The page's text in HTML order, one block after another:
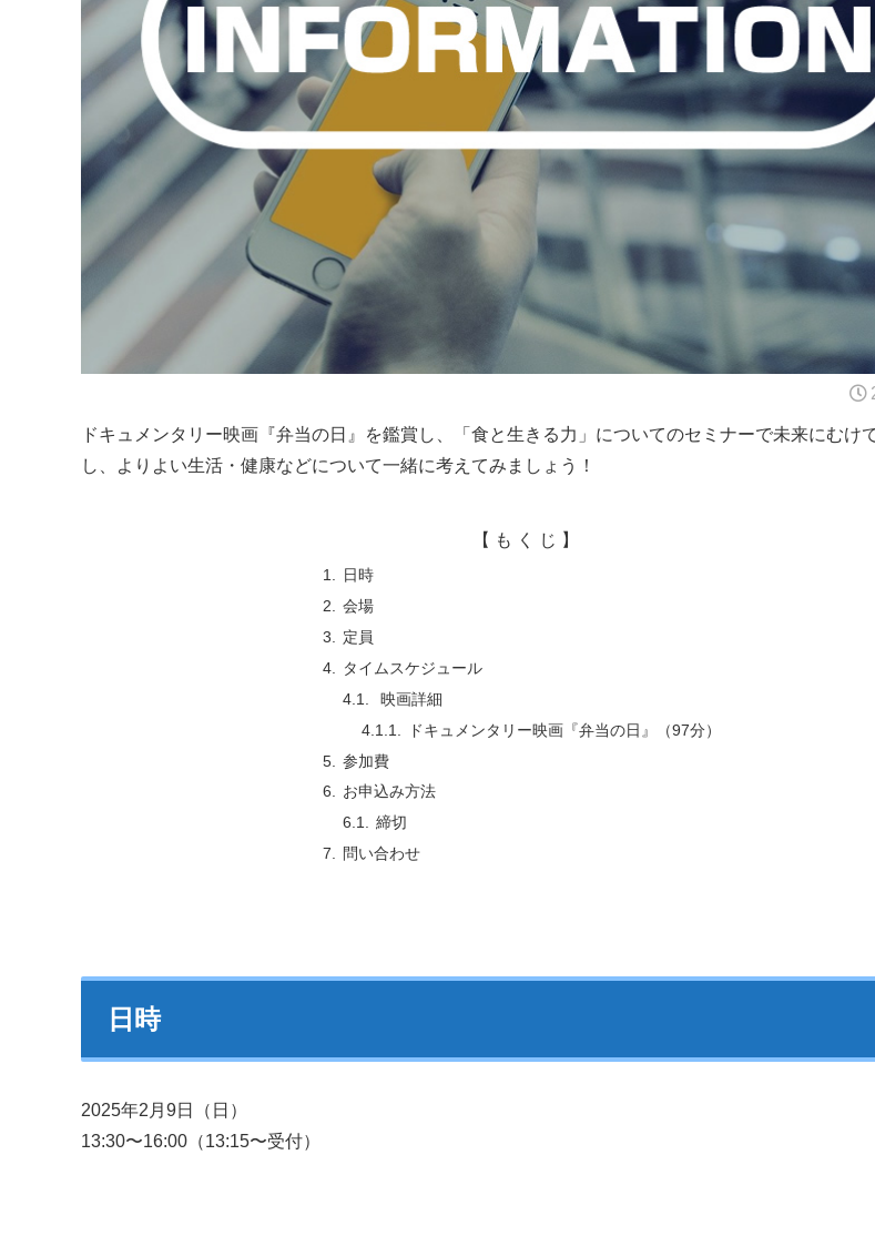
ドキュメンタリー映画『弁当の日』を鑑賞し、「食と生きる力」についてのセミナーで未来にむけ
し、よりよい生活・健康などについて一緒に考えてみましょう！
【 も く じ 】
日時
会場
定員
タイムスケジュール
映画詳細
ドキュメンタリー映画『弁当の日』（97分）
参加費
お申込み方法
締切
問い合わせ
日時
2025年2月9日（日）
13:30〜16:00（13:15〜受付）